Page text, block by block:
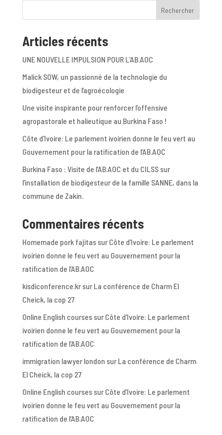
Rechercher
Articles récents
UNE NOUVELLE IMPULSION POUR L’AB.AOC
Malick SOW, un passionné de la technologie du
biodigesteur et de l’agroécologie
Une visite inspirante pour renforcer l’offensive
agropastorale et halieutique au Burkina Faso !
Côte d’Ivoire: Le parlement ivoirien donne le feu vert au
Gouvernement pour la ratification de l’AB.AOC
Burkina Faso : Visite de l’AB.AOC et du CILSS sur
l’installation de biodigesteur de la famille SANNE, dans la
commune de Zakin.
Commentaires récents
Homemade pork fajitassur Côte d’Ivoire: Le parlement
ivoirien donne le feu vert au Gouvernement pour la
ratification de l’AB.AOC
kisdiconference.krsur La conférence de Charm El
Cheick, la cop 27
Online English coursessur Côte d’Ivoire: Le parlement
ivoirien donne le feu vert au Gouvernement pour la
ratification de l’AB.AOC
immigration lawyer london sur La conférence de Charm
El Cheick, la cop 27
Online English coursessur Côte d’Ivoire: Le parlement
ivoirien donne le feu vert au Gouvernement pour la
ratification de l’AB.AOC